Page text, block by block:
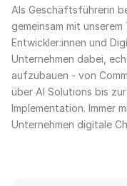
Als Geschäftsführerin
gemeinsam mit unserem
Entwickler:innen und
Unternehmen dabei,
aufzubauen - von
über AI Solutions bis
Implementation. Immer
Unternehmen digitale